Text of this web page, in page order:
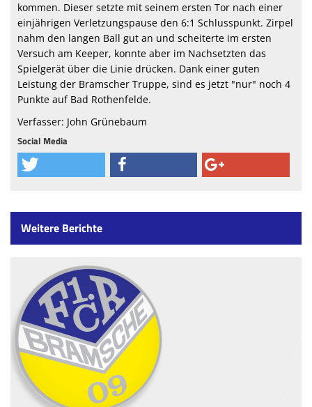
kommen. Dieser setzte mit seinem ersten Tor nach einer
einjährigen Verletzungspause den 6:1 Schlusspunkt. Zirpel
nahm den langen Ball gut an und scheiterte im ersten
Versuch am Keeper, konnte aber im Nachsetzten das
Spielgerät über die Linie drücken. Dank einer guten
Leistung der Bramscher Truppe, sind es jetzt "nur" noch 4
Punkte auf Bad Rothenfelde.
Verfasser: John Grünebaum
Social Media
Weitere Berichte